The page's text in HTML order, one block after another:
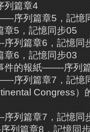
篇章4
序列篇章5，記憶
5，記憶同步05
列篇章6，記憶同
6，記憶同步03
件的報紙——-序列
序列篇章7，記憶
Congress
列篇章7，記憶同
列篇章8，記憶同